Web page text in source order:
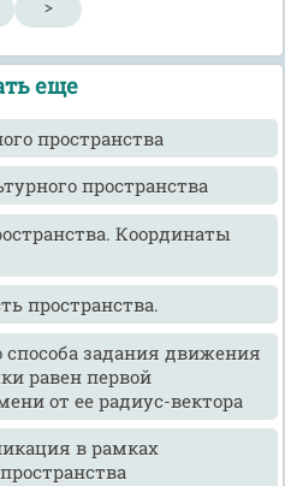
>
еще
пространства
пространства
Координаты
пространства.
способа задания движения
равен первой
от ее радиус-вектора
в рамках